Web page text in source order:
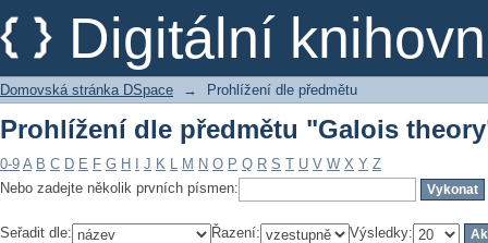
Digitální
Prohlížení dle předmětu "Galois
Domovská stránka DSpace → Prohlížení dle předmětu
Prohlížení dle předmětu "Galois
0-9 A B C D E F G H J K L M N O P Q R S T U V W X Y Z
Nebo zadejte několik prvních písmen:
Seřadit dle: Řazení: Výsledky: